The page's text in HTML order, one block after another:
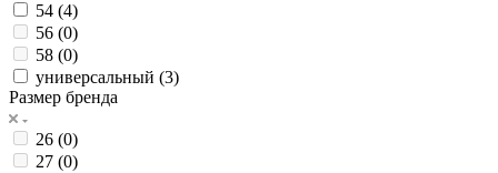
54 (4)
56 (0)
58 (0)
универсальный (3)
Размер бренда
26 (0)
27 (0)